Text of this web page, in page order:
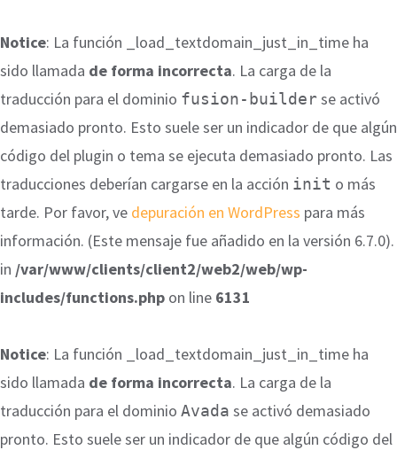
Notice: La función _load_textdomain_just_in_time ha
sido llamada de forma incorrecta. La carga de la
traducción para el dominio fusion-builderse activó
demasiado pronto. Esto suele ser un indicador de que algún
código del plugin o tema se ejecuta demasiado pronto. Las
traducciones deberían cargarse en la acción init o más
tarde. Por favor, ve depuración en WordPress para más
información. (Este mensaje fue añadido en la versión 6.7.0).
in /var/www/clients/client2/web2/web/wp-
includes/functions.php on line 6131
Notice: La función _load_textdomain_just_in_time ha
sido llamada de forma incorrecta. La carga de la
traducción para el dominio Avada se activó demasiado
pronto. Esto suele ser un indicador de que algún código del